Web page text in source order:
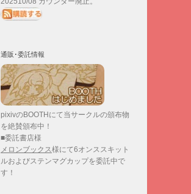
通販･委託情報
pixivのBOOTHにて当サークルの頒布物
を絶賛頒布中！
■委託書店様
メロンブックス様にて6オンススキット
ルおよびステンマグカップを委託中で
す！